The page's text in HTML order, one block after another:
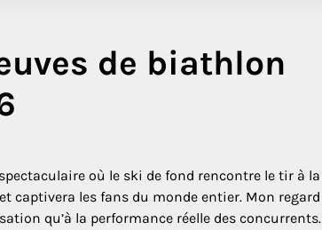
de biathlon
où le ski de fond rencontre le tir à la
captivera les fans du monde entier. Mon regard
qu’à la performance réelle des concurrents.